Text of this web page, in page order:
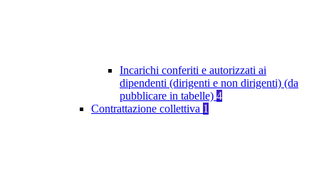
Incarichi conferiti e autorizzati ai
dipendenti (dirigenti e non dirigenti) (da
pubblicare in tabelle) 4
Contrattazione collettiva 1